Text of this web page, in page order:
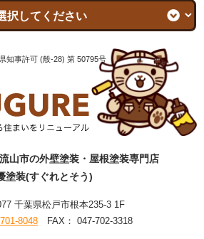
知事許可 (般-28) 第 50795号
山市の外壁塗装・屋根塗装専門店
塗装(すぐれとそう)
千葉県松戸市根本235-3 1F
8048 FAX： 047-702-3318